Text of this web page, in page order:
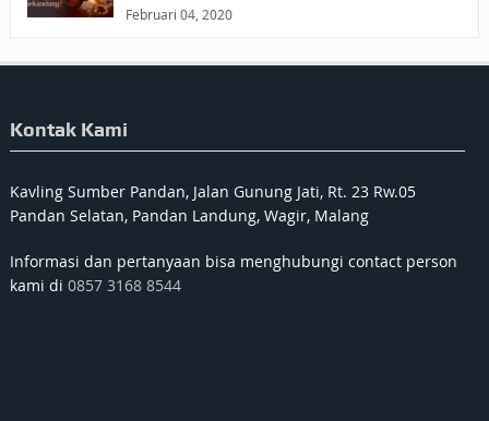
Februari 04, 2020
Kontak Kami
Kavling Sumber Pandan, Jalan Gunung Jati, Rt. 23 Rw.05
Pandan Selatan, Pandan Landung, Wagir, Malang
Informasi dan pertanyaan bisa menghubungi contact person
kami di 0857 3168 8544